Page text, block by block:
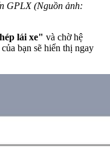
GPLX (Nguồn ảnh:
lái xe" và chờ hệ
bạn sẽ hiển thị ngay